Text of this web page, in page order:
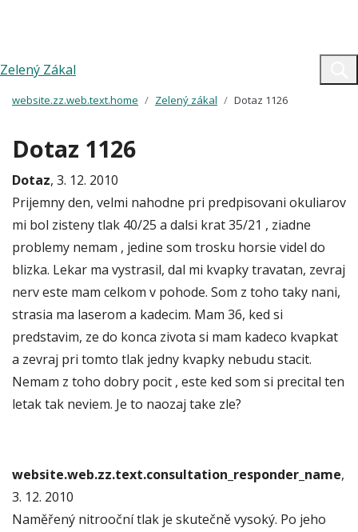
Zelený Zákal
website.zz.web.text.home Zelený zákal Dotaz 1126
Dotaz 1126
Dotaz, 3. 12. 2010
Prijemny den, velmi nahodne pri predpisovani okuliarov
mi bol zisteny tlak 40/25 a dalsi krat 35/21 , ziadne
problemy nemam , jedine som trosku horsie videl do
blizka. Lekar ma vystrasil, dal mi kvapky travatan, zevraj
nerv este mam celkom v pohode. Som z toho taky nani,
strasia ma laserom a kadecim. Mam 36, ked si
predstavim, ze do konca zivota si mam kadeco kvapkat
a zevraj pri tomto tlak jedny kvapky nebudu stacit.
Nemam z toho dobry pocit , este ked som si precital ten
letak tak neviem. Je to naozaj take zle?
website.web.zz.text.consultation_responder_name,
3. 12. 2010
Naměřený nitrooční tlak je skutečně vysoký. Po jeho